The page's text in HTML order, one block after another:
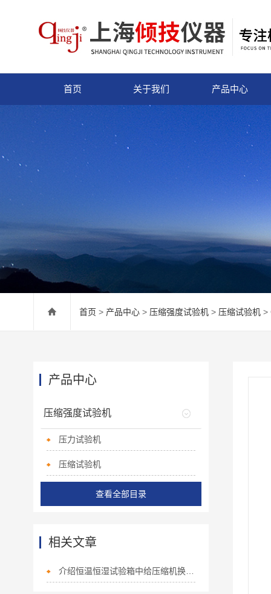
首页 关于我们 产品中心
首页 > 产品中心 > 压缩强度试验机 > 压缩试验机 >
产品中心
压缩强度试验机
压力试验机
压缩试验机
查看全部目录
相关文章
介绍恒温恒湿试验箱中给压缩机换机油的步骤